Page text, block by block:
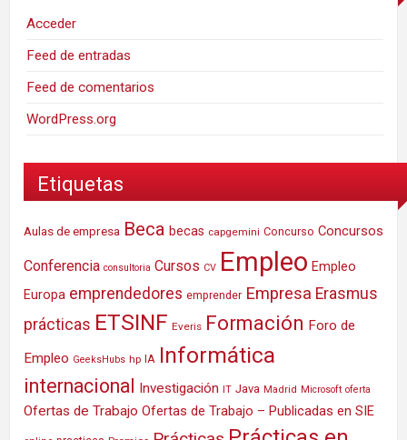
Acceder
Feed de entradas
Feed de comentarios
WordPress.org
Etiquetas
Aulas de empresa Beca becas capgemini Concurso Concursos
Conferencia consultoria Cursos CV Empleo Empleo
Europa emprendedores emprender Empresa Erasmus
prácticas ETSINF Everis Formación Foro de
Empleo GeeksHubs hp IA Informática
internacional Investigación IT Java Madrid Microsoft oferta
Ofertas de Trabajo Ofertas de Trabajo – Publicadas en SIE